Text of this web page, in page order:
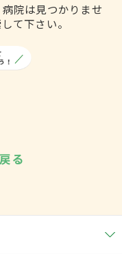
院は見つかりませ
て下さい。
る